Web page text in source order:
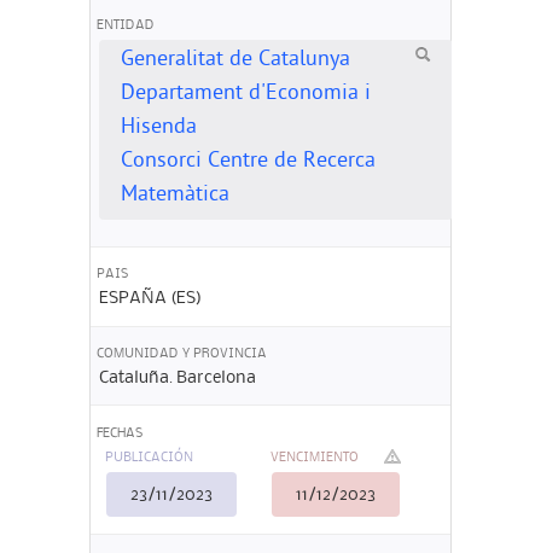
ENTIDAD
Generalitat de Catalunya
Departament d'Economia i
Hisenda
Consorci Centre de Recerca
Matemàtica
PAIS
ESPAÑA (ES)
COMUNIDAD Y PROVINCIA
Cataluña. Barcelona
FECHAS
PUBLICACIÓN
23/11/2023
VENCIMIENTO
11/12/2023